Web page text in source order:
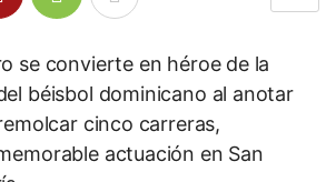
se convierte en héroe de la
béisbol dominicano al anotar
cinco carreras,
actuación en San